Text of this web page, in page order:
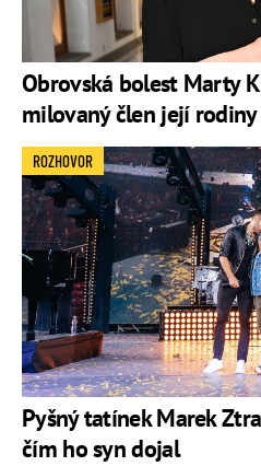
Obrovská bolest Marty
milovaný člen její rodiny
Pyšný tatínek Marek
čím ho syn dojal
ROZHOVOR